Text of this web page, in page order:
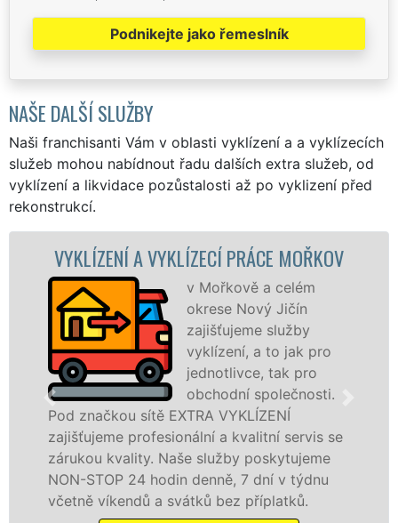
Podnikejte jako řemeslník
NAŠE DALŠÍ SLUŽBY
Naši franchisanti Vám v oblasti vyklízení a a vyklízecích
služeb mohou nabídnout řadu dalších extra služeb, od
vyklízení a likvidace pozůstalosti až po vyklizení před
rekonstrukcí.
VYKLÍZENÍ A VYKLÍZECÍ PRÁCE MOŘKOV
v Mořkově a celém
okrese Nový Jičín
zajišťujeme služby
vyklízení, a to jak pro
jednotlivce, tak pro
obchodní společnosti.
Pod značkou sítě EXTRA VYKLÍZENÍ
zajišťujeme profesionální a kvalitní servis se
zárukou kvality. Naše služby poskytujeme
NON-STOP 24 hodin denně, 7 dní v týdnu
včetně víkendů a svátků bez příplatků.